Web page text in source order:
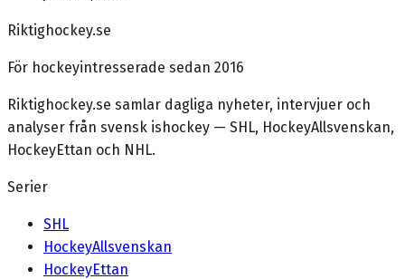
Riktighockey.se
För hockeyintresserade sedan 2016
Riktighockey.se samlar dagliga nyheter, intervjuer och
analyser från svensk ishockey — SHL, HockeyAllsvenskan,
HockeyEttan och NHL.
Serier
SHL
HockeyAllsvenskan
HockeyEttan